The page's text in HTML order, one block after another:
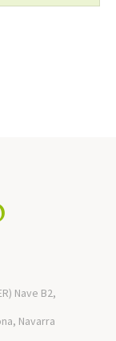
Nave B2,
Navarra